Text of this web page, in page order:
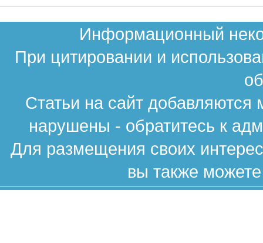
Информационный
При цитировании и
Статьи на сайт
нарушены - обратитесь к
Для размещения своих
вы также